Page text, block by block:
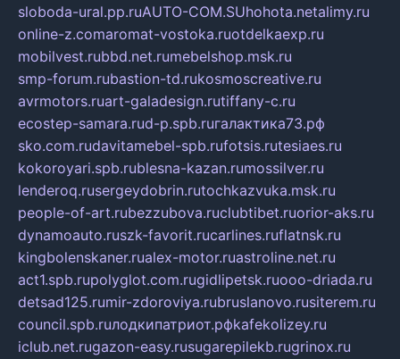
sloboda-ural.pp.ruAUTO-COM.SUhohota.netalimy.ru
online-z.comaromat-vostoka.ruotdelkaexp.ru
mobilvest.rubbd.net.rumebelshop.msk.ru
smp-forum.rubastion-td.rukosmoscreative.ru
avrmotors.ruart-galadesign.rutiffany-c.ru
ecostep-samara.rud-p.spb.ruгалактика73.рф
sko.com.rudavitamebel-spb.rufotsis.rutesiaes.ru
kokoroyari.spb.rublesna-kazan.rumossilver.ru
lenderoq.rusergeydobrin.rutochkazvuka.msk.ru
people-of-art.rubezzubova.ruclubtibet.ruorior-aks.ru
dynamoauto.ruszk-favorit.rucarlines.ruflatnsk.ru
kingbolenskaner.rualex-motor.ruastroline.net.ru
act1.spb.rupolyglot.com.rugidlipetsk.ruooo-driada.ru
detsad125.rumir-zdoroviya.rubruslanovo.rusiterem.ru
council.spb.ruлодкипатриот.рфkafekolizey.ru
iclub.net.rugazon-easy.rusugarepilekb.rugrinox.ru